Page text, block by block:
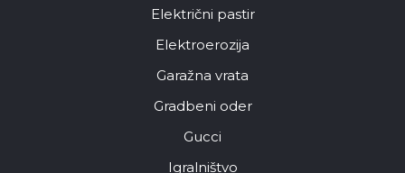
Električni pastir
Elektroerozija
Garažna vrata
Gradbeni oder
Gucci
Igralništvo